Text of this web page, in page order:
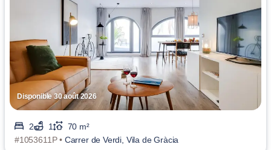
Disponible 30 août 2026
2 1
70 m²
#1053611P • Carrer de Verdi, Vila de Gràcia